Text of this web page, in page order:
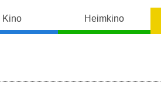
Kino Heimkino